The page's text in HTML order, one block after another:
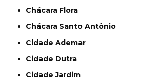
Chácara Flora
Chácara Santo Antônio
Cidade Ademar
Cidade Dutra
Cidade Jardim